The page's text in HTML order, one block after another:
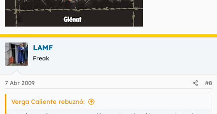
LAMF
Freak
7 Abr 2009 #8
Verga Caliente rebuznó: